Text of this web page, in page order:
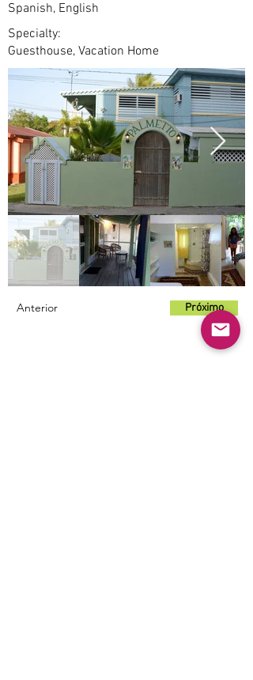
Spanish, English
Specialty:
Guesthouse, Vacation Home
Anterior Próximo